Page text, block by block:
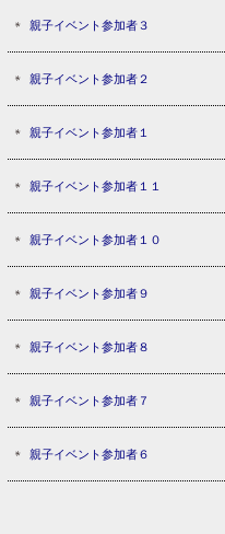
親子イベント参加者３
親子イベント参加者２
親子イベント参加者１
親子イベント参加者１１
親子イベント参加者１０
親子イベント参加者９
親子イベント参加者８
親子イベント参加者７
親子イベント参加者６